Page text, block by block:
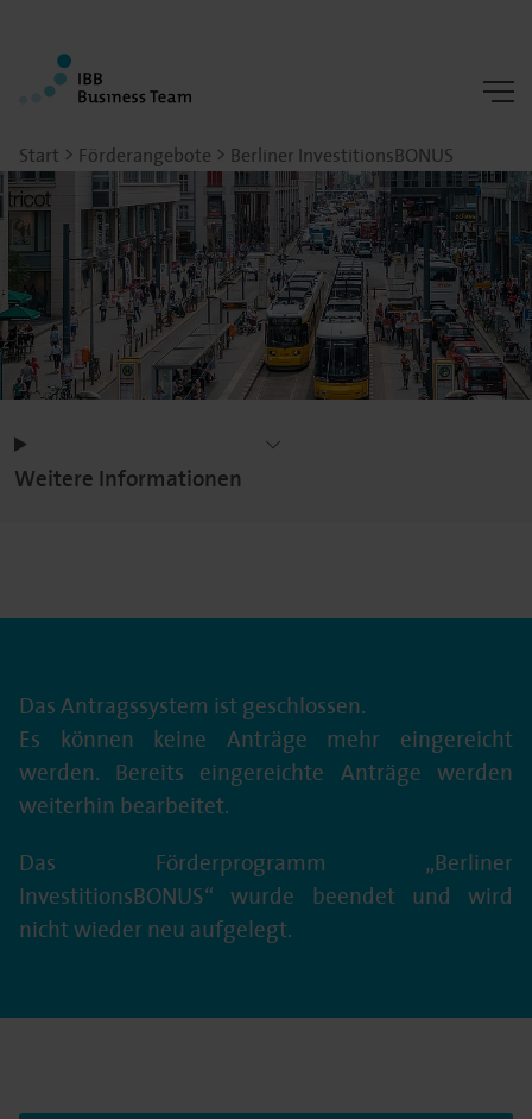
Start Förderangebote Berliner InvestitionsBONUS
Weitere Informationen
Das Antragssystem ist geschlossen.
Es können keine Anträge mehr eingereicht
werden. Bereits eingereichte Anträge werden
weiterhin bearbeitet.
Das Förderprogramm „Berliner
InvestitionsBONUS“ wurde beendet und wird
nicht wieder neu aufgelegt.